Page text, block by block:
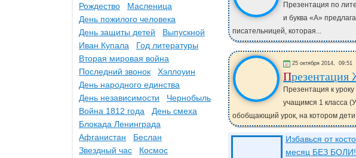
Презентация по
и буква «А»
писательницей, которая...
25 октября 2014, 09:51
Презентация к
учащимся 1 класса
обобщающий урок, на котором
Избавься от
месяц БЕЗ БОЛИ!
Рождество
Масленица
День пожилого человека
День защиты детей
Выпускной
Иван Купала
Год литературы
Вторая мировая война
Последний звонок
Хэллоуин
День народного единства
День независимости
Чернобыль
Война 1812 года
День смеха
Блокада Ленинграда
Афганистан
Беслан
Звездный час
Космос